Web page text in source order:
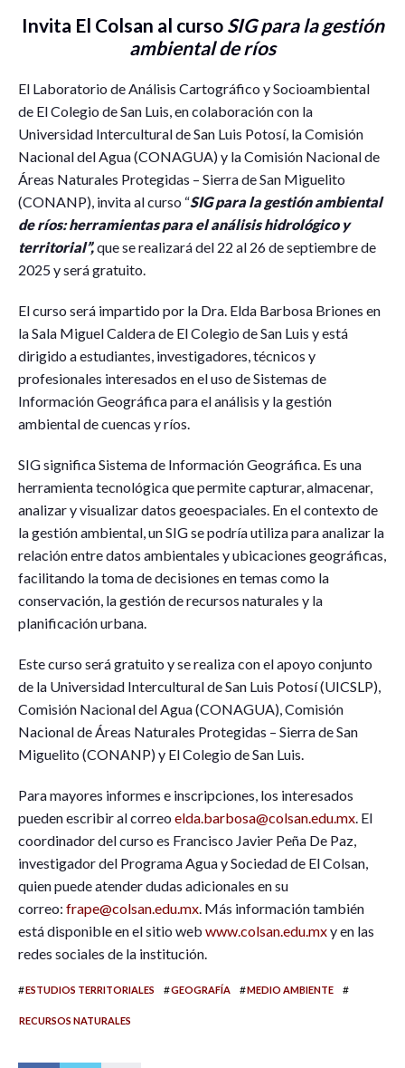
Invita El Colsan al curso SIG para la gestión
ambiental de ríos
El Laboratorio de Análisis Cartográfico y Socioambiental
de El Colegio de San Luis, en colaboración con la
Universidad Intercultural de San Luis Potosí, la Comisión
Nacional del Agua (CONAGUA) y la Comisión Nacional de
Áreas Naturales Protegidas – Sierra de San Miguelito
(CONANP), invita al curso “SIG para la gestión ambiental
de ríos: herramientas para el análisis hidrológico y
territorial”,que se realizará del 22 al 26 de septiembre de
2025 y será gratuito.
El curso será impartido por la Dra. Elda Barbosa Briones en
la Sala Miguel Caldera de El Colegio de San Luis y está
dirigido a estudiantes, investigadores, técnicos y
profesionales interesados en el uso de Sistemas de
Información Geográfica para el análisis y la gestión
ambiental de cuencas y ríos.
SIG significa Sistema de Información Geográfica. Es una
herramienta tecnológica que permite capturar, almacenar,
analizar y visualizar datos geoespaciales. En el contexto de
la gestión ambiental, un SIG se podría utiliza para analizar la
relación entre datos ambientales y ubicaciones geográficas,
facilitando la toma de decisiones en temas como la
conservación, la gestión de recursos naturales y la
planificación urbana.
Este curso será gratuito y se realiza con el apoyo conjunto
de la Universidad Intercultural de San Luis Potosí (UICSLP),
Comisión Nacional del Agua (CONAGUA), Comisión
Nacional de Áreas Naturales Protegidas – Sierra de San
Miguelito (CONANP) y El Colegio de San Luis.
Para mayores informes e inscripciones, los interesados
pueden escribir al correo elda.barbosa@colsan.edu.mx. El
coordinador del curso es Francisco Javier Peña De Paz,
investigador del Programa Agua y Sociedad de El Colsan,
quien puede atender dudas adicionales en su
correo: frape@colsan.edu.mx. Más información también
está disponible en el sitio web www.colsan.edu.mxy en las
redes sociales de la institución.
#ESTUDIOS TERRITORIALES #GEOGRAFÍA #MEDIO AMBIENTE #
RECURSOS NATURALES